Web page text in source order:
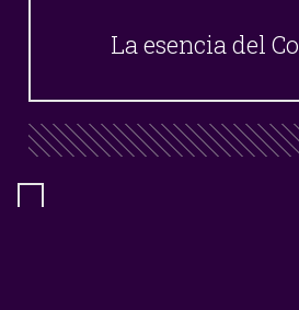
La esencia del